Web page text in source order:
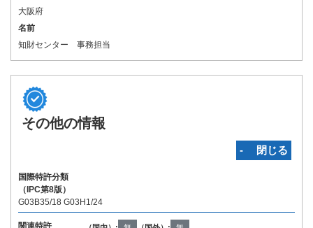
大阪府
名前
知財センター 事務担当
その他の情報
‐ 閉じる
国際特許分類
（IPC第8版）
G03B35/18 G03H1/24
関連特許